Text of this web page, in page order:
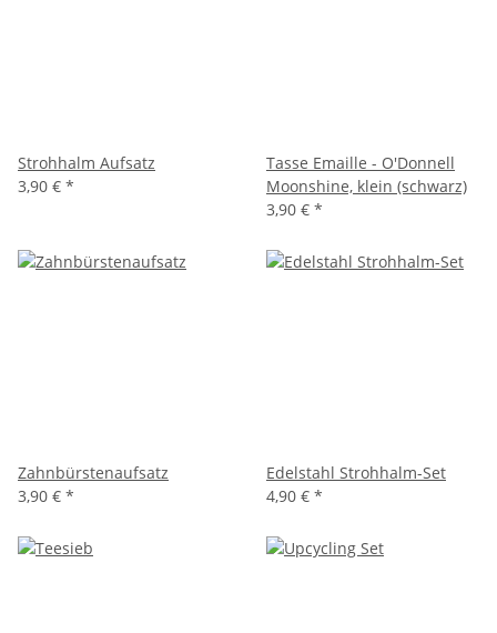
Strohhalm Aufsatz
3,90 € *
Tasse Emaille - O'Donnell
Moonshine, klein (schwarz)
3,90 € *
Zahnbürstenaufsatz
3,90 € *
Edelstahl Strohhalm-Set
4,90 € *